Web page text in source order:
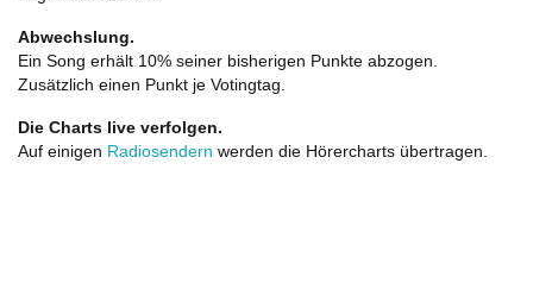
Abwechslung.
Ein Song erhält 10% seiner bisherigen Punkte abzogen.
Zusätzlich einen Punkt je Votingtag.
Die Charts live verfolgen.
Auf einigen Radiosendern werden die Hörercharts übertragen.